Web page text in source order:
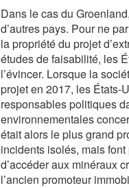
Dans le cas du
d’autres pays. Pour ne
la propriété du projet
études de faisabilité, les
l’évincer. Lorsque la
projet en 2017, les États-
responsables politiques
environnementales
était alors le plus grand
incidents isolés, mais
d’accéder aux minéraux
l’ancien promoteur